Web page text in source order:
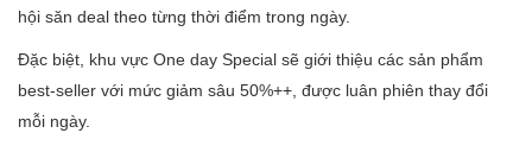
hội săn deal theo từng thời điểm trong ngày.
Đặc biệt, khu vực One day Special sẽ giới thiệu các sản phẩm
best-seller với mức giảm sâu 50%++, được luân phiên thay đổi
mỗi ngày.